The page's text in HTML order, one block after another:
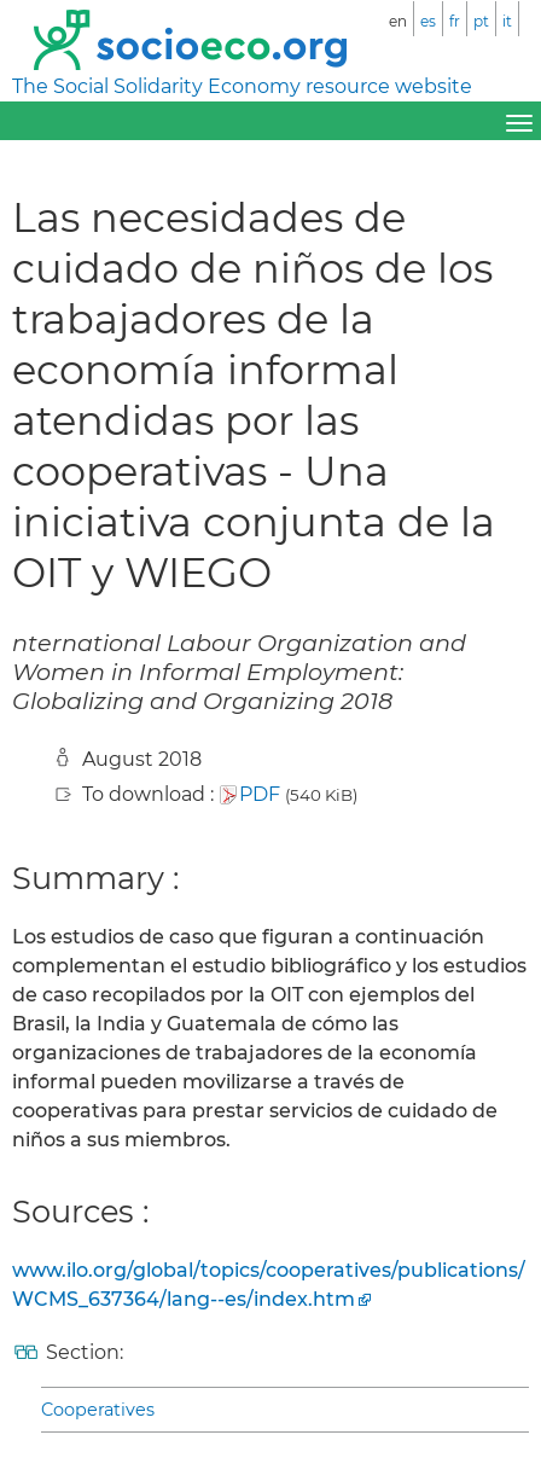
The Social Solidarity Economy resource website
en es fr pt it
Las necesidades de
cuidado de niños de los
trabajadores de la
economía informal
atendidas por las
cooperativas - Una
iniciativa conjunta de la
OIT y WIEGO
nternational Labour Organization and
Women in Informal Employment:
Globalizing and Organizing 2018
August 2018
To download :
PDF (540 KiB)
Summary :
Los estudios de caso que figuran a continuación
complementan el estudio bibliográfico y los estudios
de caso recopilados por la OIT con ejemplos del
Brasil, la India y Guatemala de cómo las
organizaciones de trabajadores de la economía
informal pueden movilizarse a través de
cooperativas para prestar servicios de cuidado de
niños a sus miembros.
Sources :
www.ilo.org/global/topics/cooperatives/publications/
WCMS_637364/lang--es/index.htm
Section:
Cooperatives